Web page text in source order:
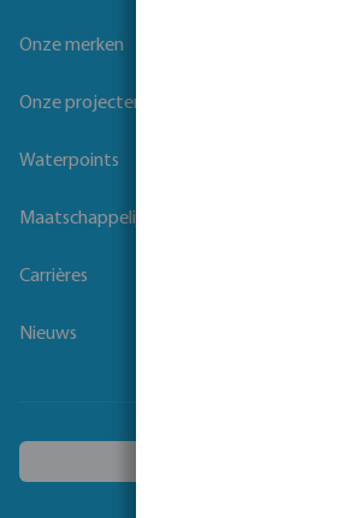
Onze merken
Onze projecten
Waterpoints
Maatschappelijk verantwoord ondernemen
Carrières
Nieuws